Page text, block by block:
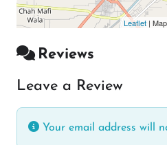
Leaflet |
Reviews
Leave a Review
Your email address will